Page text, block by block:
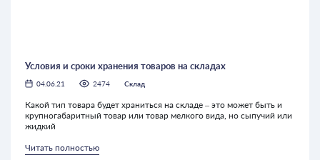
Условия и сроки хранения товаров на складах
04.06.21 2474 Склад
Какой тип товара будет храниться на складе – это может быть и
крупногабаритный товар или товар мелкого вида, но сыпучий или
жидкий
Читать полностью